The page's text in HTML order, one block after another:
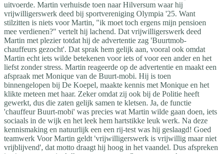
uitvoerde. Martin verhuisde toen naar Hilversum waar hij
vrijwilligerswerk deed bij sportvereniging Olympia '25. Want
stilzitten is niets voor Martin, "ik moet toch ergens mijn pensioen
mee verdienen?" vertelt hij lachend. Dat vrijwilligerswerk deed
Martin met plezier totdat hij de advertentie zag 'Buurtmob-
chauffeurs gezocht'. Dat sprak hem gelijk aan, vooral ook omdat
Martin echt iets wilde betekenen voor iets of voor een ander en het
liefst zonder stress. Martin reageerde op de advertentie en maakt een
afspraak met Monique van de Buurt-mobi. Hij is toen
binnengelopen bij De Koepel, maakte kennis met Monique en het
klikte meteen met haar. Zeker omdat zij ook bij de Politie heeft
gewerkt, dus die zaten gelijk samen te kletsen. Ja, de functie
'chauffeur Buurt-mobi' was precies wat Martin wilde gaan doen, iets
sociaals in de wijk en het leek hem hartstikke leuk werk. Na deze
kennismaking en natuurlijk een een rij-test was hij geslaagd! Goed
teamwerk Voor Martin geldt 'vrijwilligerswerk is vrijwillig maar niet
vrijblijvend', dat motto draagt hij hoog in het vaandel. Dus afspreken